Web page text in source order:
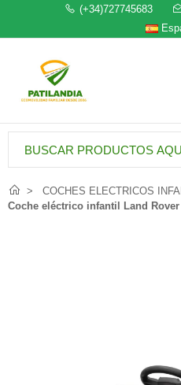
(+34)727745683
COCHES ELECTRICOS
Coche eléctrico infantil Land Rover